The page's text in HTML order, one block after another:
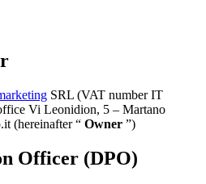
SRL (VAT number IT
Vi Leonidion, 5 – Martano
(hereinafter “ Owner ”)
Officer (DPO)